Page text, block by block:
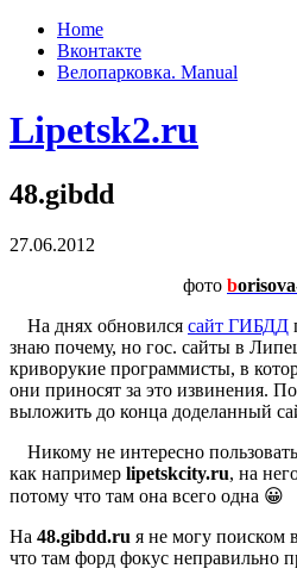
Home
Вконтакте
Велопарковка. Manual
Lipetsk2.ru
48.gibdd
27.06.2012
фото b
На днях обновился сайт ГИБДД
знаю почему, но гос. сайты в
криворукие программисты, в
они приносят за это извинения.
выложить до конца доделанный
Никому не интересно
как например lipetskcity.ru, на
потому что там она всего одна 😀
На 48.gibdd.ru я не могу поиском
что там форд фокус неправильно